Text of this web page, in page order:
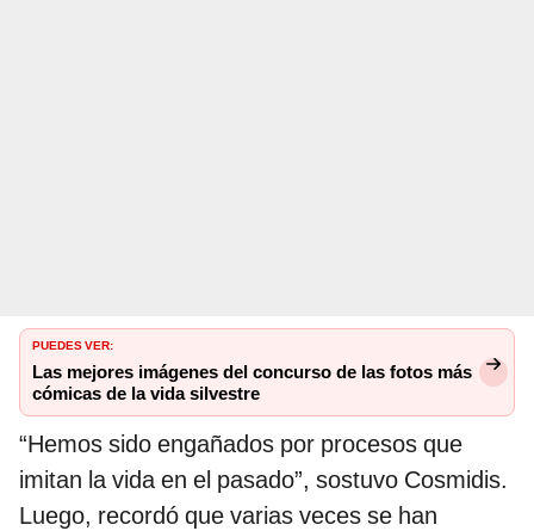
PUEDES VER:
Las mejores imágenes del concurso de las fotos más
cómicas de la vida silvestre
“Hemos sido engañados por procesos que
imitan la vida en el pasado”, sostuvo Cosmidis.
Luego, recordó que varias veces se han